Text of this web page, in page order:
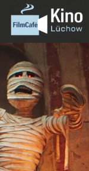
Zum Hauptinhalt